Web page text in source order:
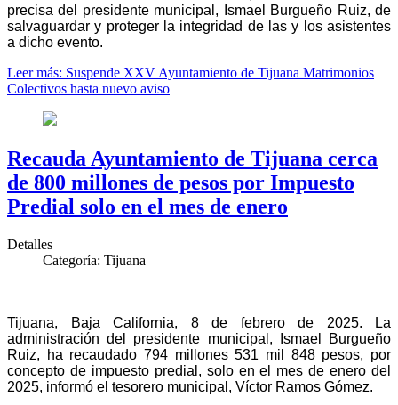
precisa del presidente municipal, Ismael Burgueño Ruiz, de
salvaguardar y proteger la integridad de las y los asistentes
a dicho evento.
Leer más: Suspende XXV Ayuntamiento de Tijuana Matrimonios
Colectivos hasta nuevo aviso
Recauda Ayuntamiento de Tijuana cerca
de 800 millones de pesos por Impuesto
Predial solo en el mes de enero
Detalles
Categoría: Tijuana
Tijuana, Baja California, 8 de febrero de 2025. La
administración del presidente municipal, Ismael Burgueño
Ruiz, ha recaudado 794 millones 531 mil 848 pesos, por
concepto de impuesto predial, solo en el mes de enero del
2025, informó el tesorero municipal, Víctor Ramos Gómez.